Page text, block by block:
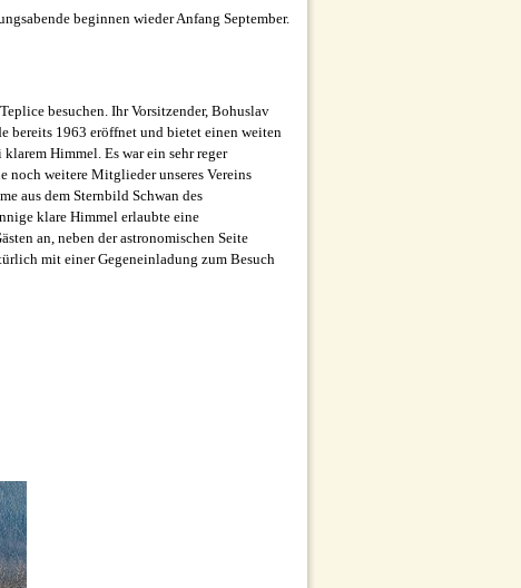
beginnen wieder Anfang September.
besuchen. Ihr Vorsitzender, Bohuslav
bereits 1963 eröffnet und bietet einen weiten
Himmel. Es war ein sehr reger
noch weitere Mitglieder unseres Vereins
aus dem Sternbild Schwan des
klare Himmel erlaubte eine
an, neben der astronomischen Seite
mit einer Gegeneinladung zum Besuch